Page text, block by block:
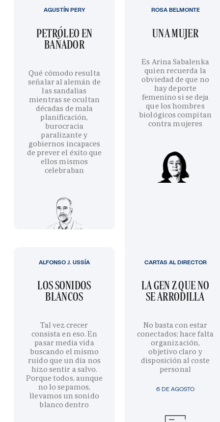
PETRÓLEO EN
BAÑADOR
Qué cómodo resulta
señalar al alemán de
las sandalias
mientras se ocultan
décadas de mala
planificación,
burocracia
paralizante y
gobiernos incapaces
de prever el éxito que
ellos mismos
celebraban
AGUSTÍN PERY
UNA MUJER
Es Arina Sabalenka
quien recuerda la
obviedad de que no
hay deporte
femenino si se deja
que los hombres
biológicos compitan
contra mujeres
ROSA BELMONTE
LOS SONIDOS
BLANCOS
Tal vez crecer
consista en eso. En
pasar media vida
buscando el mismo
ruido que un día nos
hizo sentir a salvo.
Porque todos, aunque
no lo sepamos,
llevamos un sonido
blanco dentro
ALFONSO J. USSÍA
6 DE AGOSTO
LA GEN Z QUE NO
SE ARRODILLA
No basta con estar
conectados; hace falta
organización,
objetivo claro y
disposición al coste
personal
CARTAS AL DIRECTOR